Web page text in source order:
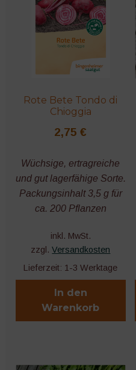
Rote Bete Tondo di
Chioggia
2,75€
Wüchsige, ertragreiche
und gut lagerfähige Sorte.
Packungsinhalt 3,5 g für
ca. 200 Pflanzen
inkl. MwSt.
zzgl.Versandkosten
Lieferzeit: 1-3 Werktage
In den
Warenkorb